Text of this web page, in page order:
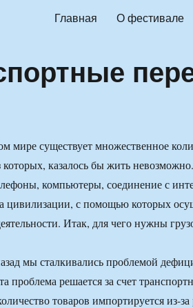
Главная О фестивале
мире существует множественное
которых, казалось бы жить
компьютеры, соединение с
цивилизации, с помощью которых
Итак, для чего нужны
мы сталкивались проблемой
проблема решается за счет
товаров импортируется из-